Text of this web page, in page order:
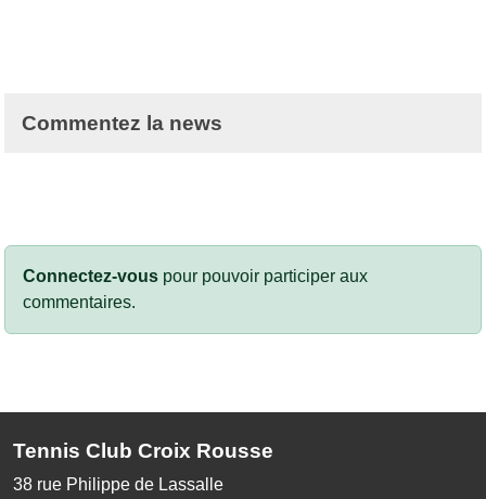
Commentez la news
Connectez-vous pour pouvoir participer aux
commentaires.
Tennis Club Croix Rousse
38 rue Philippe de Lassalle